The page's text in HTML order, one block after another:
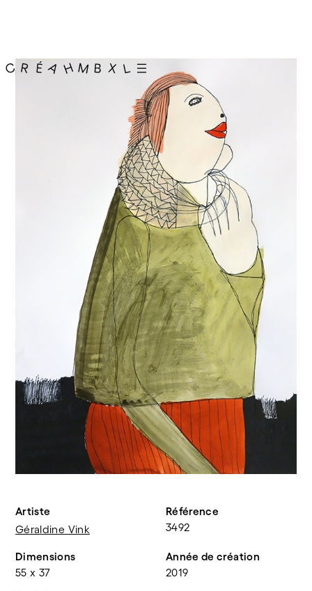
Artiste
Géraldine Vink
Référence
3492
Dimensions
55 x 37
Année de création
2019